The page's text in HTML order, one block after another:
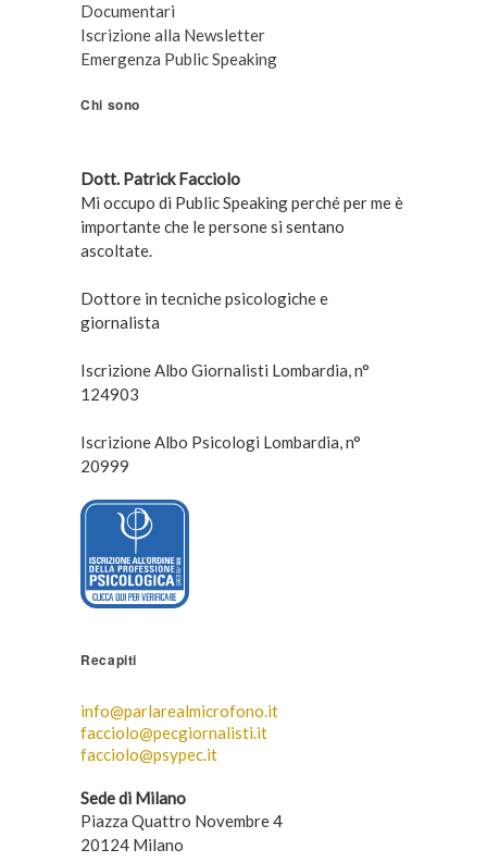
Documentari
Iscrizione alla Newsletter
Emergenza Public Speaking
Chi sono
Dott. Patrick Facciolo
Mi occupo di Public Speaking perché per me è
importante che le persone si sentano
ascoltate.
Dottore in tecniche psicologiche e
giornalista
Iscrizione Albo Giornalisti Lombardia, n°
124903
Iscrizione Albo Psicologi Lombardia, n°
20999
Recapiti
info@parlarealmicrofono.it
facciolo@pecgiornalisti.it
facciolo@psypec.it
Sede di Milano
Piazza Quattro Novembre 4
20124 Milano